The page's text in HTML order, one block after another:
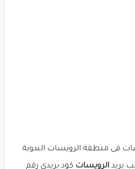
فى منطقة الرويسات البدوية
بريد الرويسات كود بريدى رقم